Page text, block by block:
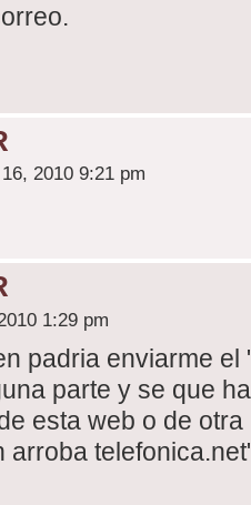
2010 9:21 pm
1:29 pm
padria enviarme el
parte y se que
esta web o de
arroba